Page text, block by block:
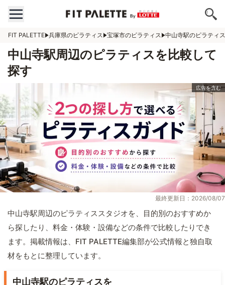
FIT PALETTE 兵庫県のピラティス 宝塚市のピラティス 中山寺駅のピラティス
中山寺駅周辺のピラティスを比較して
探す
最終更新日：2026/08/07
中山寺駅周辺のピラティススタジオを、目的別のおすすめか
ら探したり、料金・体験・設備などの条件で比較したりでき
ます。掲載情報は、FIT PALETTE編集部が公式情報と独自取
材をもとに整理しています。
中山寺駅のピラティスを